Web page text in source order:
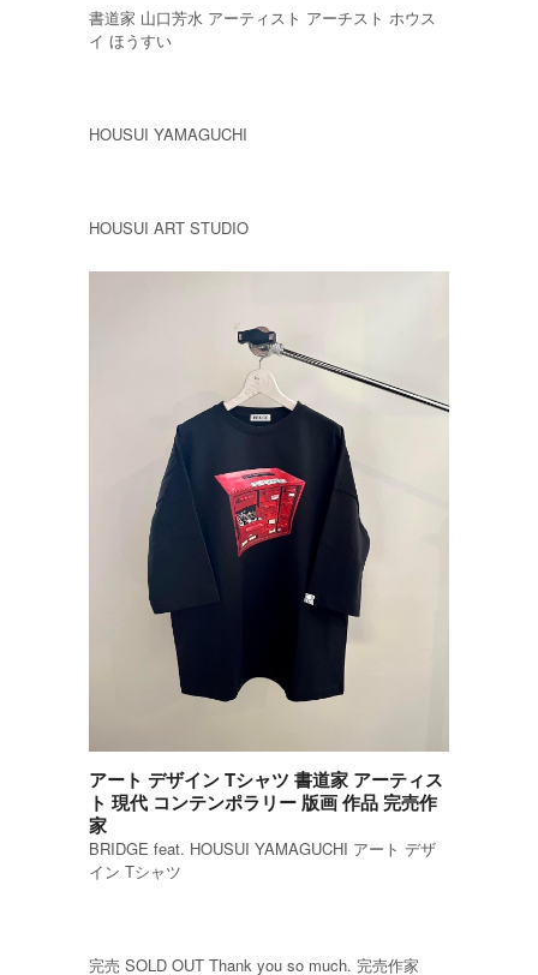
書道家 山口芳水 アーティスト アーチスト ホウス
イ ほうすい
HOUSUI YAMAGUCHI
HOUSUI ART STUDIO
アート デザイン Tシャツ 書道家 アーティス
ト 現代 コンテンポラリー 版画 作品 完売作
家
BRIDGE feat. HOUSUI YAMAGUCHI アート デザ
イン Tシャツ
完売 SOLD OUT Thank you so much. 完売作家